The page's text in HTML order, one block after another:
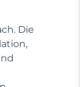
Die